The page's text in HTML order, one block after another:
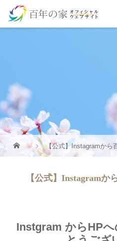
【公式】Instagramから
【公式】Instagramか
Instgram からHP